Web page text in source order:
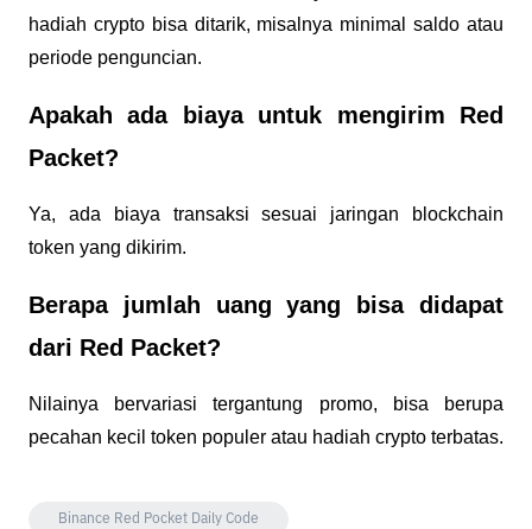
hadiah crypto bisa ditarik, misalnya minimal saldo atau
periode penguncian.
Apakah ada biaya untuk mengirim Red
Packet?
Ya, ada biaya transaksi sesuai jaringan blockchain
token yang dikirim.
Berapa jumlah uang yang bisa didapat
dari Red Packet?
Nilainya bervariasi tergantung promo, bisa berupa
pecahan kecil token populer atau hadiah crypto terbatas.
Binance Red Pocket Daily Code